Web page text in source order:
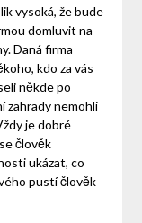
vysoká, že bude
domluvit na
Daná firma
kdo za vás
někde po
zahrady nemohli
je dobré
člověk
ukázat, co
pustí člověk